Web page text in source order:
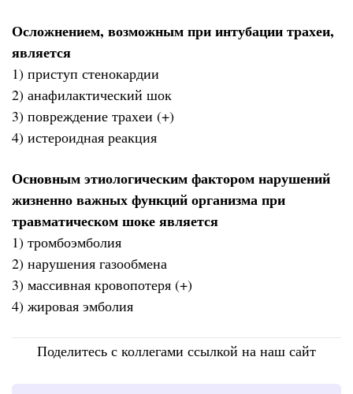
Осложнением, возможным при интубации трахеи,
является
1) приступ стенокардии
2) анафилактический шок
3) повреждение трахеи (+)
4) истероидная реакция
Основным этиологическим фактором нарушений
жизненно важных функций организма при
травматическом шоке является
1) тромбоэмболия
2) нарушения газообмена
3) массивная кровопотеря (+)
4) жировая эмболия
Поделитесь с коллегами ссылкой на наш сайт